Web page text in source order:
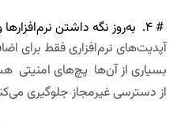
# ۴. به‌روز نگه داشتن نرم‌افزارها و سیستم‌عامل
آپدیت‌های نرم‌افزاری فقط برای
بسیاری از آن‌ها پچ‌های امنیتی
از دسترسی غیرمجاز جلوگیری